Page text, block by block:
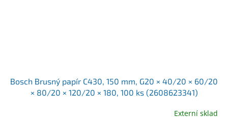
Bosch Brusný papír C430, 150 mm, G20 × 40/20 × 60/20
× 80/20 × 120/20 × 180, 100 ks (2608623341)
Externí sklad